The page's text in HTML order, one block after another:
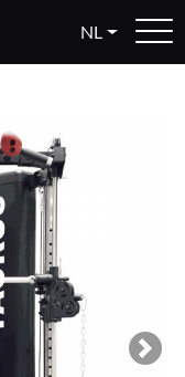
NL
Next